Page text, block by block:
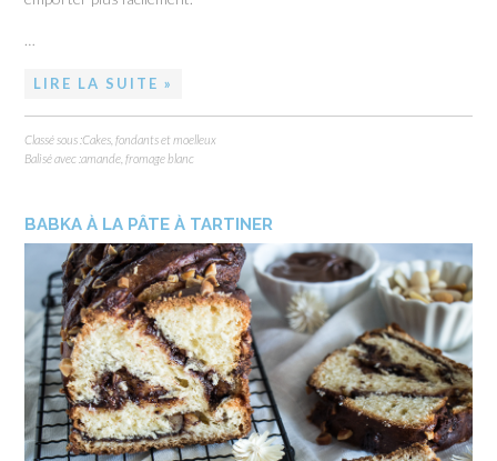
…
LIRE LA SUITE »
Classé sous :Cakes, fondants et moelleux
Balisé avec :amande ,fromage blanc
BABKA À LA PÂTE À TARTINER